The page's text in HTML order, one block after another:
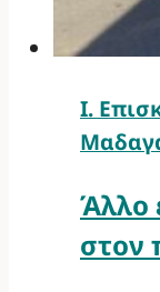
Ι.
Άλλο
στον